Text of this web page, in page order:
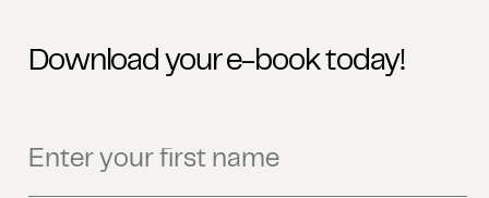
Download your e-book today!